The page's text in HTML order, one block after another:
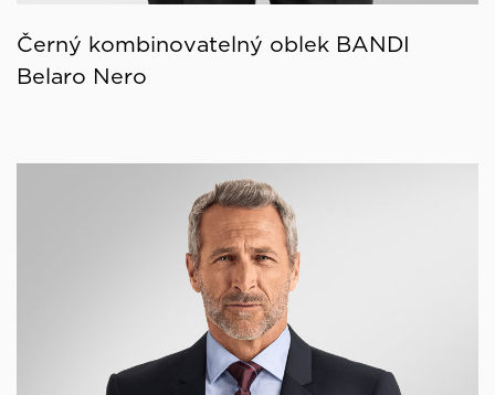
Černý kombinovatelný oblek BANDI
Belaro Nero